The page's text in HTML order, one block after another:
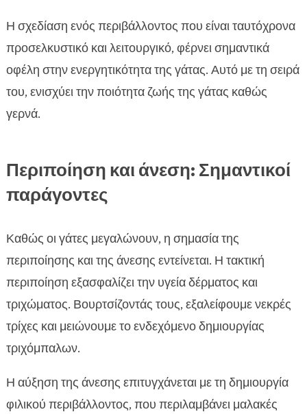
Η σχεδίαση ενός περιβάλλοντος που είναι ταυτόχρονα
προσελκυστικό και λειτουργικό, φέρνει σημαντικά
οφέλη στην ενεργητικότητα της γάτας. Αυτό με τη σειρά
του, ενισχύει την ποιότητα ζωής της γάτας καθώς
γερνά.
Περιποίηση και άνεση: Σημαντικοί
παράγοντες
Καθώς οι γάτες μεγαλώνουν, η σημασία της
περιποίησης και της άνεσης εντείνεται. Η τακτική
περιποίηση εξασφαλίζει την υγεία δέρματος και
τριχώματος. Βουρτσίζοντάς τους, εξαλείφουμε νεκρές
τρίχες και μειώνουμε το ενδεχόμενο δημιουργίας
τριχόμπαλων.
Η αύξηση της άνεσης επιτυγχάνεται με τη δημιουργία
φιλικού περιβάλλοντος, που περιλαμβάνει μαλακές